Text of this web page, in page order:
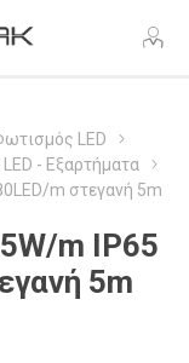
LED
LED - Εξαρτήματα
m στεγανή 5m
m IP65
5m